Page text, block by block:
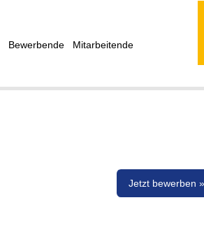
Bewerbende Mitarbeitende
Jetzt bewerben »